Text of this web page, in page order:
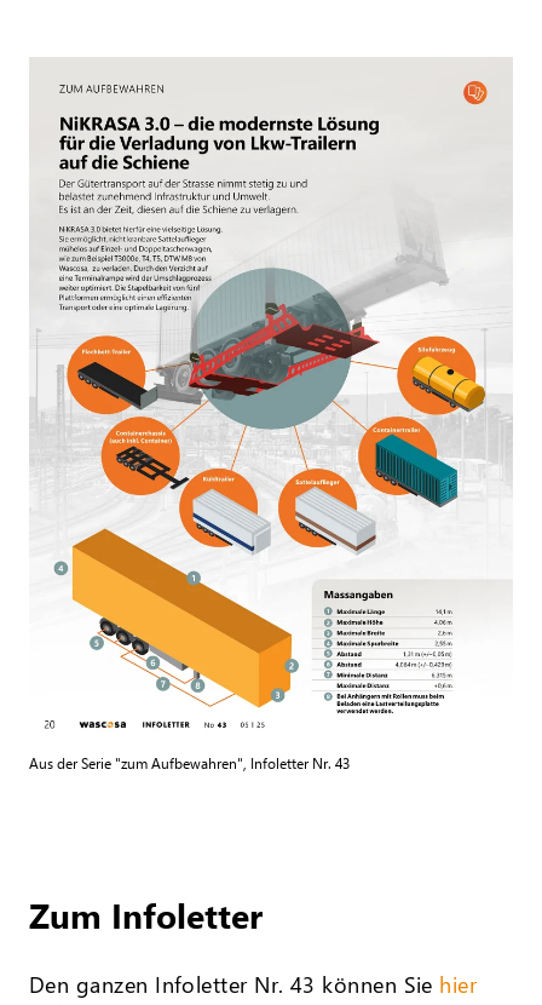
Aus der Serie "zum Aufbewahren", Infoletter Nr. 43
Zum Infoletter
Den ganzen Infoletter Nr. 43 können Sie hier